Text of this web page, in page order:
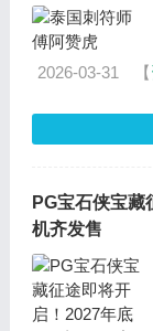
2026-03-31 【
PG宝石侠宝
机齐发售